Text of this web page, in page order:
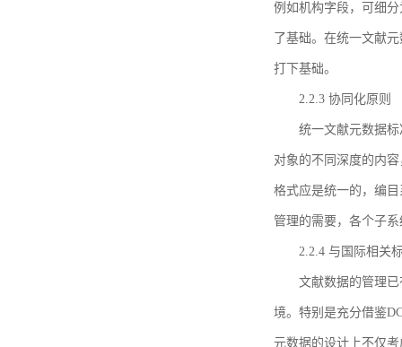
例如机构字段，可细
了基础。在统一文献
打下基础。
2.2.3 协同化原则
统一文献元数据
对象的不同深度的内
格式应是统一的，编
管理的需要，各个子
2.2.4 与国际相关
文献数据的管理
境。特别是充分借鉴
元数据的设计上不仅